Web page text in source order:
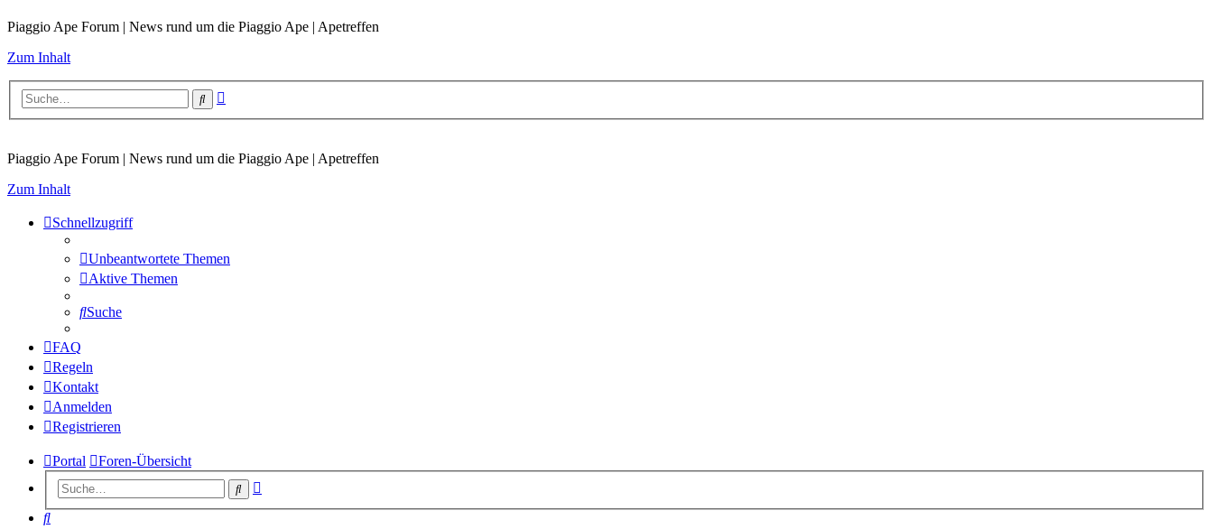
Piaggio Ape Forum | News rund um die Piaggio Ape | Apetreffen
Zum Inhalt
Suche
Piaggio Ape Forum | News rund um die Piaggio Ape | Apetreffen
Zum Inhalt
Schnellzugriff
Unbeantwortete Themen
Aktive Themen
Suche
FAQ
Regeln
Kontakt
Anmelden
Registrieren
Portal Foren-Übersicht
Suche
Suche